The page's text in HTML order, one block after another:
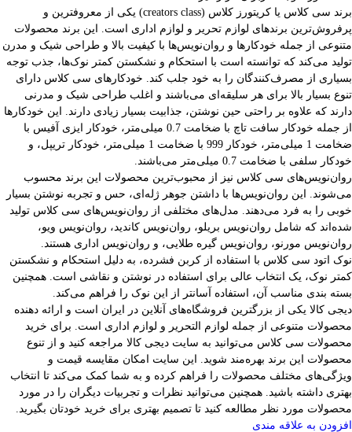
برند سی کلاس یا کریتورز کلاس (creators class) یکی از معروفترین و
پرفروش‌ترین برندهای لوازم تحریر و لوازم اداری است. این برند محصولات
متنوعی از جمله خودکارها و روان‌نویس‌ها با کیفیت بالا و طراحی شیک و مدرن
تولید می‌کند که توانسته است با استحکام و نشکستن کمتر نوک‌ها، جذب توجه
بسیاری از مصرف‌کنندگان را به خود جلب کند. خودکارهای سی کلاس دارای
تنوع بسیار بالا برای هر سلیقه‌ای می‌باشند و اغلب طراحی شیک و مدرنی
دارند که علاوه بر راحتی حین نوشتن، جذابیت بسیار زیادی دارند. این خودکارها
از جمله خودکار سافت تاچ با ضخامت 0.7 میلی‌متر، خودکار ایزی آفیس با
ضخامت 1 میلی‌متر، خودکار 999 با ضخامت 1 میلی‌متر، خودکار تریپل، و
خودکار سلفی با ضخامت 0.7 میلی‌متر می‌باشند.
روان‌نویس‌های سی کلاس نیز از محبوب‌ترین محصولات این برند محسوب
می‌شوند. این روان‌نویس‌ها با داشتن جوهر ژله‌ای، حس و تجربه نوشتن بسیار
خوبی را به فرد می‌دهند. مدل‌های مختلفی از روان‌نویس‌های سی کلاس تولید
شده‌اند که شامل روان‌نویس بریلو، روان‌نویس کاندید، روان‌نویس ویو،
روان‌نویس مورنو، روان‌نویس گیره طلایی، و روان‌نویس اداری هستند.
نوک اتود سی کلاس با استفاده از کربن فشرده، به دلیل استحکام و نشکستن
کمتر نوک، یک انتخاب عالی برای استفاده در نوشتن و نقاشی است. همچنین
بسته بندی مناسب آن، استفاده آسانتر از این نوک را فراهم می‌کند.
دیجی کالا یکی از بزرگترین فروشگاه‌های آنلاین در ایران است و ارائه دهنده
محصولات متنوعی از جمله لوازم التحریر و لوازم اداری است. برای خرید
محصولات سی کلاس می‌توانید به سایت دیجی کالا مراجعه کنید و از تنوع
محصولات این برند بهره‌مند شوید. این سایت امکان مقایسه قیمت و
ویژگی‌های مختلف محصولات را فراهم کرده و به شما کمک می‌کند تا انتخاب
بهتری داشته باشید. همچنین می‌توانید نظرات و تجربیات دیگران را در مورد
محصولات مورد نظر مطالعه کنید تا تصمیم بهتری برای خرید خودتان بگیرید.
افزودن به علاقه مندی